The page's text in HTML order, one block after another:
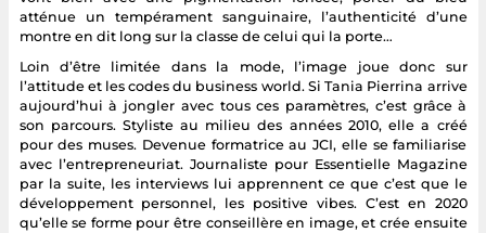
atténue un tempérament sanguinaire, l’authenticité d’une
montre en dit long sur la classe de celui qui la porte…
Loin d’être limitée dans la mode, l’image joue donc sur
l’attitude et les codes du business world. Si Tania Pierrina arrive
aujourd’hui à jongler avec tous ces paramètres, c’est grâce à
son parcours. Styliste au milieu des années 2010, elle a créé
pour des muses. Devenue formatrice au JCI, elle se familiarise
avec l’entrepreneuriat. Journaliste pour Essentielle Magazine
par la suite, les interviews lui apprennent ce que c’est que le
développement personnel, les positive vibes. C’est en 2020
qu’elle se forme pour être conseillère en image, et crée ensuite